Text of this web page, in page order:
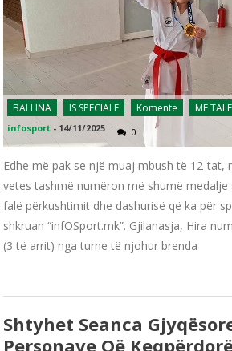
BALLINA IS SPECIALE Komente ME
infosport - 14/11/2025 0
Edhe më pak se një muaj mbush të 12-tat,
vetes tashmë numëron më shumë
falë përkushtimit dhe dashurisë që ka për
shkruan “infOSport.mk”. Gjilanasja, Hira
(3 të arrit) nga turne të njohur brenda
Shtyhet Seanca
Personave Që